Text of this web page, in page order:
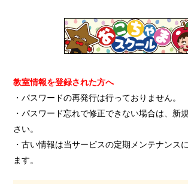
教室情報を登録された方へ
・パスワードの再発行は行っておりません。
・パスワード忘れで修正できない場合は、新
さい。
・古い情報は当サービスの定期メンテナンス
ます。